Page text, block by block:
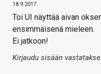
18.9.2017
Toi UI näyttää aivan
ensimmäisenä mieleen.
Ei jatkoon!
Kirjaudu sisään